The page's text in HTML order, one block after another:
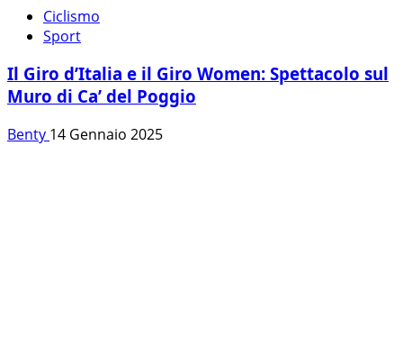
Ciclismo
Sport
Il Giro d’Italia e il Giro Women: Spettacolo sul
Muro di Ca’ del Poggio
Benty 14 Gennaio 2025